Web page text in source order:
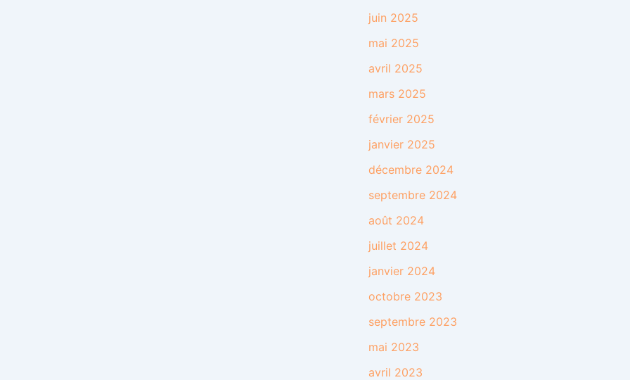
juin 2025
mai 2025
avril 2025
mars 2025
février 2025
janvier 2025
décembre 2024
septembre 2024
août 2024
juillet 2024
janvier 2024
octobre 2023
septembre 2023
mai 2023
avril 2023